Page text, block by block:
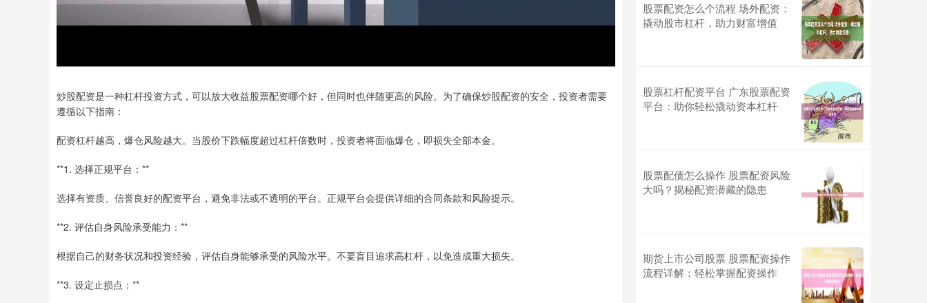
炒股配资是一种杠杆投资方式，可以放大收益股票配资哪个好，但同时也伴随更高的风险。为了确保炒股配资的安全，投资者需要
遵循以下指南：
配资杠杆越高，爆仓风险越大。当股价下跌幅度超过杠杆倍数时，投资者将面临爆仓，即损失全部本金。
**1. 选择正规平台：**
选择有资质、信誉良好的配资平台，避免非法或不透明的平台。正规平台会提供详细的合同条款和风险提示。
**2. 评估自身风险承受能力：**
根据自己的财务状况和投资经验，评估自身能够承受的风险水平。不要盲目追求高杠杆，以免造成重大损失。
**3. 设定止损点：**
股票配资怎么个流程 场外配资：
撬动股市杠杆，助力财富增值
股票杠杆配资平台 广东股票配资
平台：助你轻松撬动资本杠杆
股票配债怎么操作 股票配资风险
大吗？揭秘配资潜藏的隐患
期货上市公司股票 股票配资操作
流程详解：轻松掌握配资操作